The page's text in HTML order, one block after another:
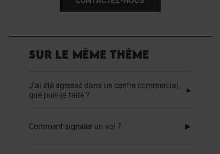
SUR LE MÊME THÈME
J'ai été agressé dans un centre commercial,
que puis-je faire ?
Comment signaler un vol ?